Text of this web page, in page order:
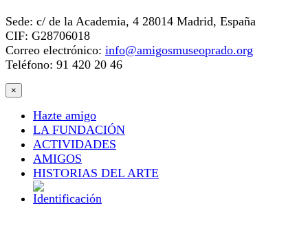
Sede: c/ de la Academia, 4 28014 Madrid, España
CIF: G28706018
Correo electrónico: info@amigosmuseoprado.org
Teléfono: 91 420 20 46
×
Hazte amigo
LA FUNDACIÓN
ACTIVIDADES
AMIGOS
HISTORIAS DEL ARTE